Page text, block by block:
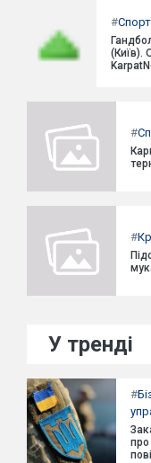
#Спорт
(Київ).
#
#
У тренді
#
про